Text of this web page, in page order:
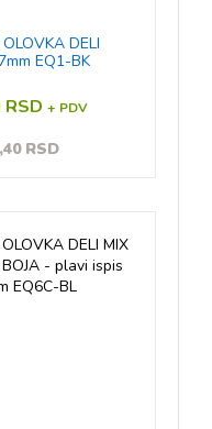
DELI
EQ1-BK
+ PDV
RSD